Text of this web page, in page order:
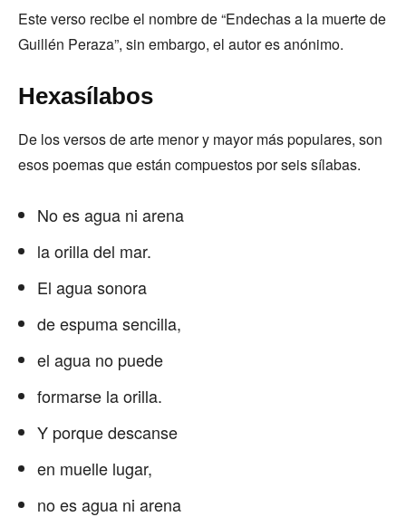
Este verso recibe el nombre de “Endechas a la muerte de
Guillén Peraza”, sin embargo, el autor es anónimo.
Hexasílabos
De los versos de arte menor y mayor más populares, son
esos poemas que están compuestos por seis sílabas.
No es agua ni arena
la orilla del mar.
El agua sonora
de espuma sencilla,
el agua no puede
formarse la orilla.
Y porque descanse
en muelle lugar,
no es agua ni arena